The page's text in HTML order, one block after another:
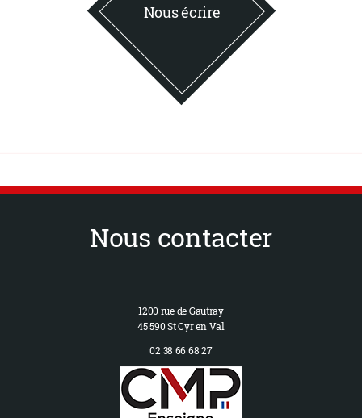
Nous écrire
Nous contacter
1200 rue de Gautray
45 590 St Cyr en Val
02 38 66 68 27